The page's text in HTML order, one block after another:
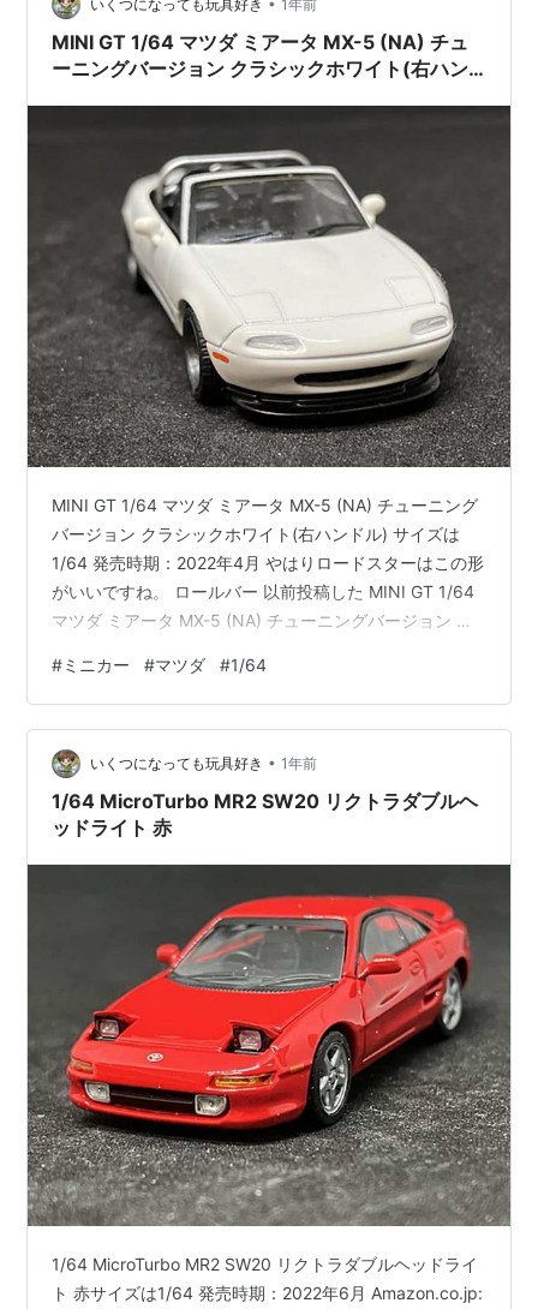
いくつになっても玩具好き 1年前
MINI GT 1/64 マツダ ミアータ MX-5 (NA) チュ
ーニングバージョン クラシックホワイト(右ハン
MINI GT 1/64 マツダ ミアータ MX-5 (NA) チューニング
バージョン クラシックホワイト(右ハンドル) サイズは
1/64 発売時期：2022年4月 やはりロードスターはこの形
がいいですね。 ロールバー 以前投稿した MINI GT 1/64
マツダ ミアータ MX-5 (NA) チューニングバージョン と
ダ ミアータ MX-5 (NA) チューニングバージョンは写真風
#ミニカー #マツダ #1/64
いくつになっても玩具好き • 1年前
1/64 MicroTurbo MR2 SW20 リクトラダブルヘ
ッドライト 赤
1/64 MicroTurbo MR2 SW20 リクトラダブルヘッドライ
ト 赤サイズは1/64 発売時期：2022年6月 Amazon.co.jp: